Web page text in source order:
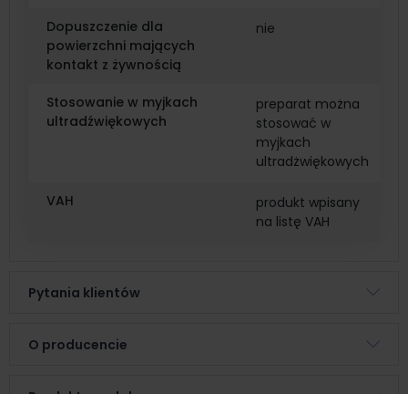
Dopuszczenie dla
powierzchni mających
kontakt z żywnością
nie
Stosowanie w myjkach
ultradźwiękowych
preparat można
stosować w
myjkach
ultradżwiękowych
VAH
produkt wpisany
na listę VAH
Pytania klientów
O producencie